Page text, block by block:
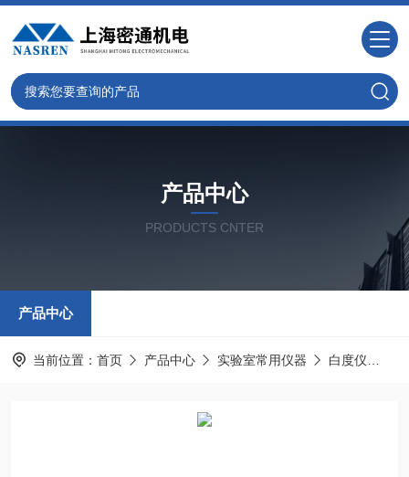
产品中心
PRODUCTS CNTER
产品中心
当前位置： 首页 产品中心 实验室常用仪器 白度仪